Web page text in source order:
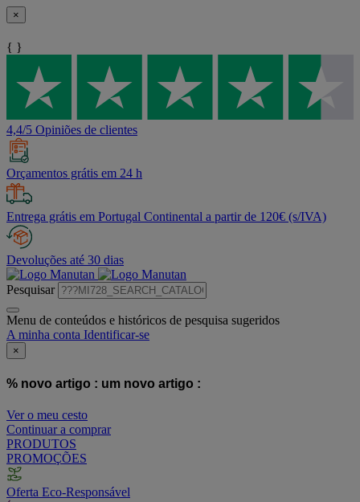
×
{ }
4,4/5 Opiniões de clientes
Orçamentos grátis em 24 h
Entrega grátis em Portugal Continental a partir de 120€ (s/IVA)
Devoluções até 30 dias
Pesquisar
Menu de conteúdos e históricos de pesquisa sugeridos
A minha conta Identificar-se
×
% novo artigo : um novo artigo :
Ver o meu cesto
Continuar a comprar
PRODUTOS
PROMOÇÕES
Oferta Eco-Responsável